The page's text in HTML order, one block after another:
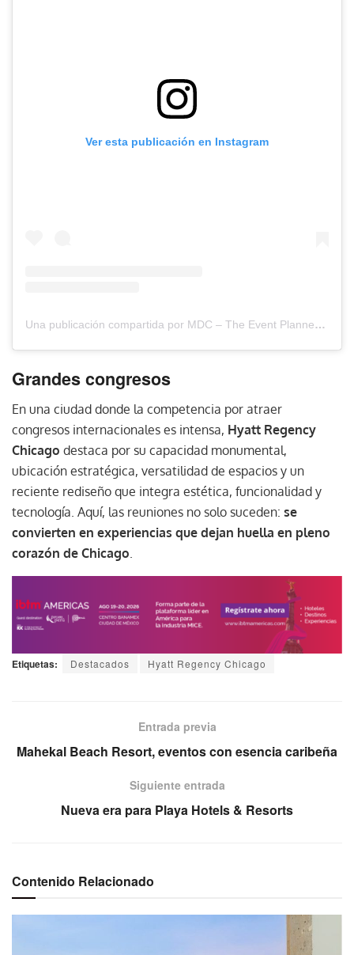
Ver esta publicación en Instagram
Una publicación compartida por MDC – The Event Planners Magazine (@mdc_magazine)
Grandes congresos
En una ciudad donde la competencia por atraer
congresos internacionales es intensa, Hyatt Regency
Chicago destaca por su capacidad monumental,
ubicación estratégica, versatilidad de espacios y un
reciente rediseño que integra estética, funcionalidad y
tecnología. Aquí, las reuniones no solo suceden: se
convierten en experiencias que dejan huella en pleno
corazón de Chicago.
Etiquetas: Destacados Hyatt Regency Chicago
Entrada previa
Mahekal Beach Resort, eventos con esencia caribeña
Siguiente entrada
Nueva era para Playa Hotels & Resorts
Contenido Relacionado